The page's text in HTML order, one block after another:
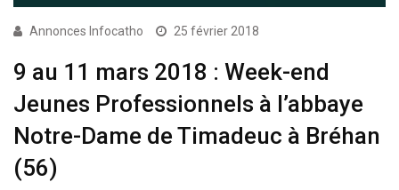
Annonces Infocatho 25 février 2018
9 au 11 mars 2018 : Week-end
Jeunes Professionnels à l’abbaye
Notre-Dame de Timadeuc à Bréhan
(56)